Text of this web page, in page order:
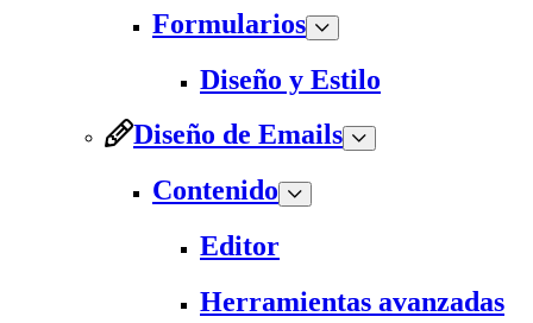
Formularios
Diseño y Estilo
Diseño de Emails
Contenido
Editor
Herramientas avanzadas